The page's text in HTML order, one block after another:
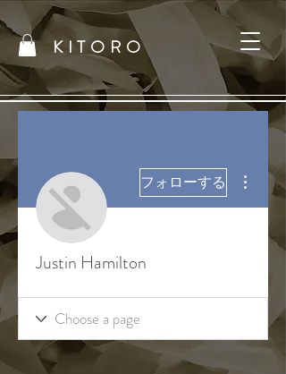
KITORO
フォローする
Justin Hamilton